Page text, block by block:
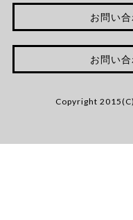
お問い合
お問い合
Copyright